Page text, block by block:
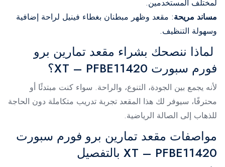
لمختلف المستخدمين.
مساند مريحة: مقعد وظهر مبطنان بغطاء فينيل لراحة إضافية
وسهولة التنظيف.
لماذا ننصحك بشراء مقعد تمارين برو
فورم سبورت XT – PFBE11420؟
لأنه يجمع بين الجودة، التنوع، والراحة. سواء كنت مبتدئًا أو
محترفًا، سيوفر لك هذا المقعد تجربة تدريب متكاملة دون الحاجة
للذهاب إلى الصالة الرياضية.
مواصفات مقعد تمارين برو فورم سبورت
XT – PFBE11420 بالتفصيل